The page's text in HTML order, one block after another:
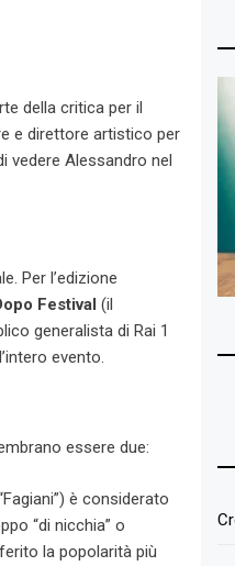
della critica per il
e direttore artistico per
vedere Alessandro nel
Per l’edizione
Festival (il
generalista di Rai 1
evento.
essere due:
è considerato
“di nicchia” o
la popolarità più